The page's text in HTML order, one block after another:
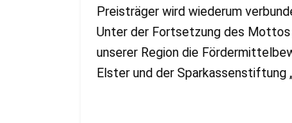
Preisträger wird wiederum
Unter der Fortsetzung des Mottos
unserer Region die
Elster und der Sparkassenstiftung